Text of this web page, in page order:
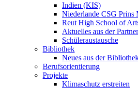
Indien (KIS)
Niederlande CSG Prins
Reut High School of
Aktuelles aus der
Schüleraustausche
Bibliothek
Neues aus der
Berufsorientierung
Projekte
Klimaschutz erstreiten